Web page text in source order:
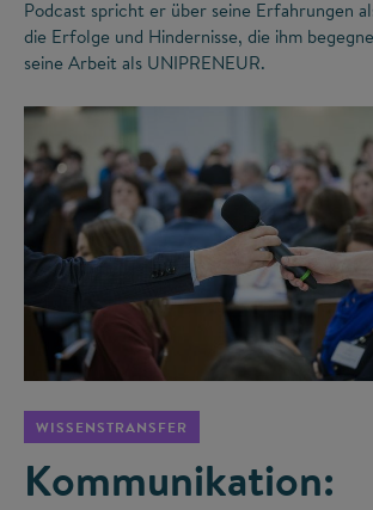
Podcast spricht er über seine Erfahrungen
die Erfolge und Hindernisse, die ihm
seine Arbeit als UNIPRENEUR.
WISSENSTRANSFER
Kommunikation: